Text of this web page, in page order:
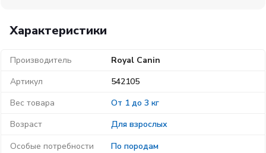
Характеристики
Производитель
Royal Canin
Артикул
542105
Вес товара
От 1 до 3 кг
Возраст
Для взрослых
Особые потребности
По породам